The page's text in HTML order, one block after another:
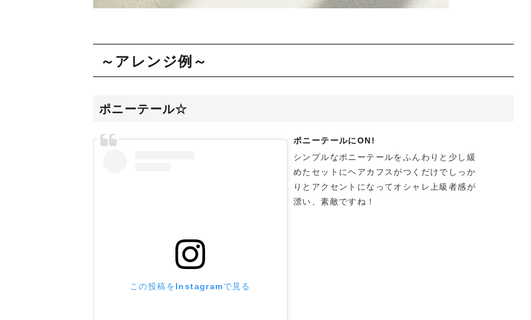
～アレンジ例～
ポニーテール☆
この投稿をInstagramで見る
ポニーテールにON!
シンプルなポニーテールをふんわりと少し緩
めたセットにヘアカフスがつくだけでしっか
りとアクセントになってオシャレ上級者感が
漂い、素敵ですね！